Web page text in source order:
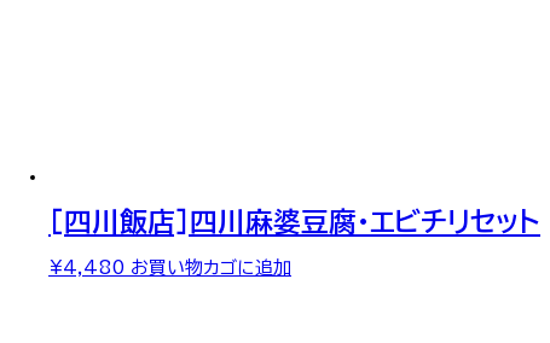
[四川飯店]四川麻婆豆腐・エビチリセット
¥4,480 お買い物カゴに追加